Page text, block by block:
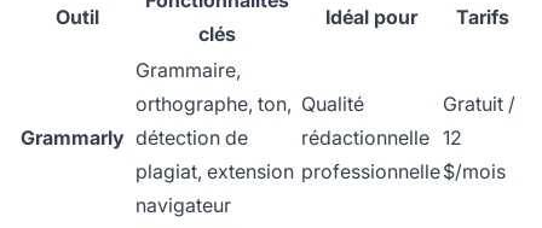
Outil
clés
Idéal pour Tarifs
Grammarly
Grammaire,
orthographe, ton,
détection de
plagiat, extension
navigateur
Qualité
rédactionnelle
professionnelle
Gratuit /
12
$/mois